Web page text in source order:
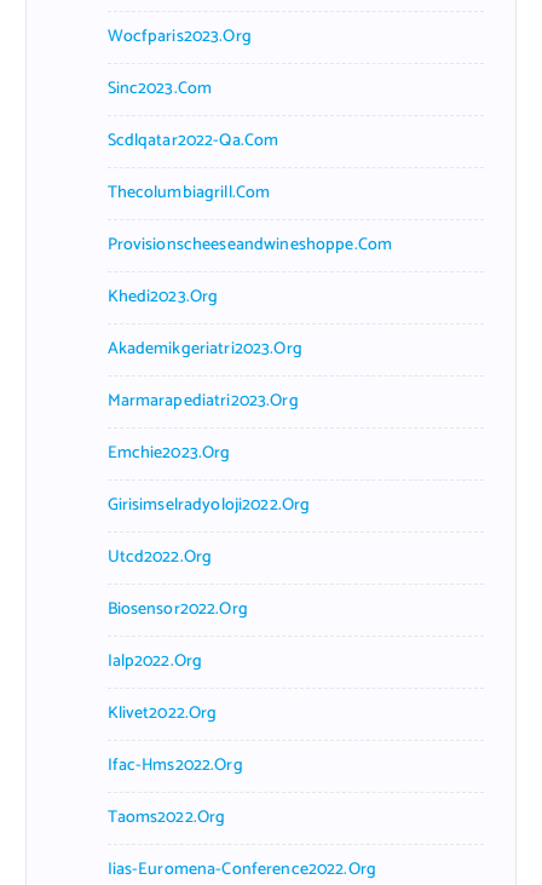
Wocfparis2023.org
Sinc2023.com
Scdlqatar2022-Qa.com
Thecolumbiagrill.com
Provisionscheeseandwineshoppe.com
Khedi2023.org
Akademikgeriatri2023.org
Marmarapediatri2023.org
Emchie2023.org
Girisimselradyoloji2022.org
Utcd2022.org
Biosensor2022.org
Ialp2022.org
Klivet2022.org
Ifac-Hms2022.org
Taoms2022.org
Iias-Euromena-Conference2022.org